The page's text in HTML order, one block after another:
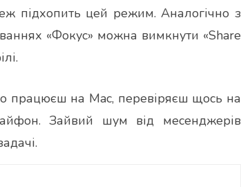
підхопить цей режим. Аналогічно з
«Фокус» можна вимкнути «Share
працюєш на Mac, перевіряєш щось на
Зайвий шум від месенджерів